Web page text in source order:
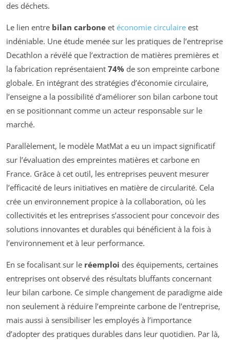
des déchets.
Le lien entre bilan carbone et économie circulaire est
indéniable. Une étude menée sur les pratiques de l’entreprise
Decathlon a révélé que l’extraction de matières premières et
la fabrication représentaient 74% de son empreinte carbone
globale. En intégrant des stratégies d’économie circulaire,
l’enseigne a la possibilité d’améliorer son bilan carbone tout
en se positionnant comme un acteur responsable sur le
marché.
Parallèlement, le modèle MatMat a eu un impact significatif
sur l’évaluation des empreintes matières et carbone en
France. Grâce à cet outil, les entreprises peuvent mesurer
l’efficacité de leurs initiatives en matière de circularité. Cela
crée un environnement propice à la collaboration, où les
collectivités et les entreprises s’associent pour concevoir des
solutions innovantes et durables qui bénéficient à la fois à
l’environnement et à leur performance.
En se focalisant sur le réemploi des équipements, certaines
entreprises ont observé des résultats bluffants concernant
leur bilan carbone. Ce simple changement de paradigme aide
non seulement à réduire l’empreinte carbone de l’entreprise,
mais aussi à sensibiliser les employés à l’importance
d’adopter des pratiques durables dans leur quotidien. Par là,